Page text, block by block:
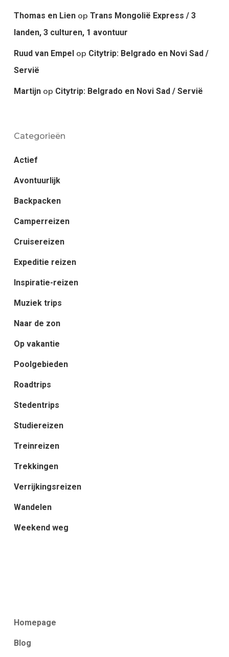
Thomas en Lienop Trans Mongolië Express / 3
landen, 3 culturen, 1 avontuur
Ruud van Empelop Citytrip: Belgrado en Novi Sad /
Servië
Martijnop Citytrip: Belgrado en Novi Sad / Servië
Categorieën
Actief
Avontuurlijk
Backpacken
Camperreizen
Cruisereizen
Expeditie reizen
Inspiratie-reizen
Muziek trips
Naar de zon
Op vakantie
Poolgebieden
Roadtrips
Stedentrips
Studiereizen
Treinreizen
Trekkingen
Verrijkingsreizen
Wandelen
Weekend weg
Homepage
Blog